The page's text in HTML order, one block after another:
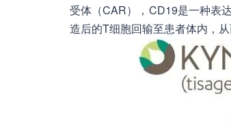
受体（CAR），CD19是一种表
造后的T细胞回输至患者体内，